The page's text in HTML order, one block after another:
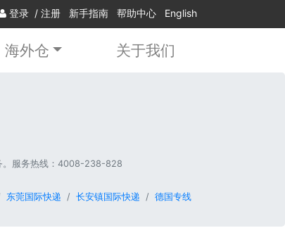
登录 / 注册 新手指南 帮助中心 English
海外仓 关于我们
。服务热线：4008-238-828
东莞国际快递 长安镇国际快递 德国专线